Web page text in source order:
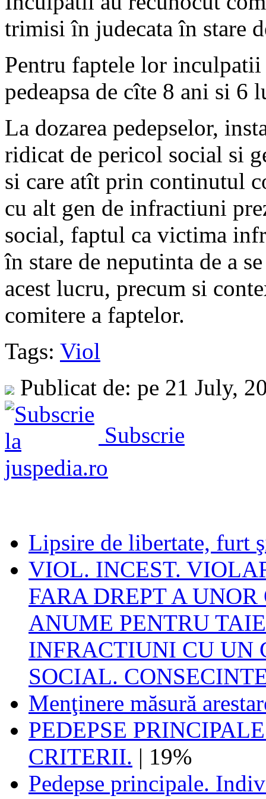
trimisi în judecata în stare
Pentru faptele lor
pedeapsa de cîte 8 ani si 6
La dozarea pedepselor,
ridicat de pericol social si
si care atît prin continutul
cu alt gen de infractiuni
social, faptul ca victima
în stare de neputinta de a
acest lucru, precum si
comitere a faptelor.
Tags: Viol
Publicat de: pe 21 July,
Subscrie
Lipsire de libertate, furt
VIOL. INCEST.
FARA DREPT A
ANUME PENTRU
INFRACTIUNI CU UN
SOCIAL.
Menţinere măsură
PEDEPSE
CRITERII. | 19%
Pedepse principale.